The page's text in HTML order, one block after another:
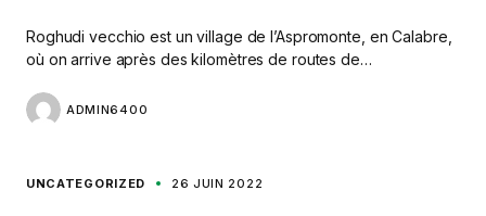
Roghudi vecchio est un village de l’Aspromonte, en Calabre,
où on arrive après des kilomètres de routes de…
ADMIN6400
UNCATEGORIZED 26 JUIN 2022